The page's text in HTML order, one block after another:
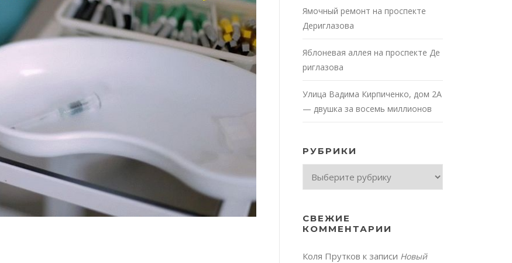
Ямочный ремонт на проспекте
Дериглазова
Яблоневая аллея на проспекте Де
риглазова
Улица Вадима Кирпиченко, дом 2А
— двушка за восемь миллионов
РУБРИКИ
СВЕЖИЕ
КОММЕНТАРИИ
Коля Прутков к записи Новый